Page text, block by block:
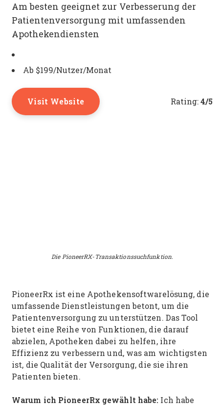
Am besten geeignet zur Verbesserung der
Patientenversorgung mit umfassenden
Apothekendiensten
Ab $199/Nutzer/Monat
Visit Website Rating: 4/5
Die PioneerRX-Transaktionssuchfunktion.
PioneerRx ist eine Apothekensoftwarelösung, die
umfassende Dienstleistungen betont, um die
Patientenversorgung zu unterstützen. Das Tool
bietet eine Reihe von Funktionen, die darauf
abzielen, Apotheken dabei zu helfen, ihre
Effizienz zu verbessern und, was am wichtigsten
ist, die Qualität der Versorgung, die sie ihren
Patienten bieten.
Warum ich PioneerRx gewählt habe: Ich habe